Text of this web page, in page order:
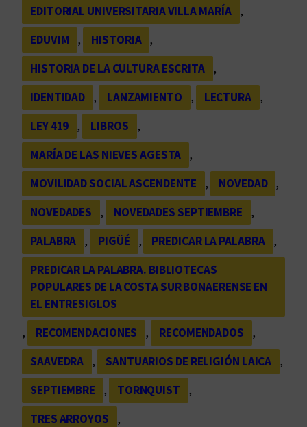
EDITORIAL UNIVERSITARIA VILLA MARÍA
,
EDUVIM
, HISTORIA
,
HISTORIA DE LA CULTURA ESCRITA
,
IDENTIDAD
, LANZAMIENTO , LECTURA
,
LEY 419
, LIBROS
,
MARÍA DE LAS NIEVES AGESTA
,
MOVILIDAD SOCIAL ASCENDENTE
, NOVEDAD
,
NOVEDADES
, NOVEDADES SEPTIEMBRE
,
PALABRA
, PIGÜÉ , PREDICAR LA PALABRA
,
PREDICAR LA PALABRA. BIBLIOTECAS
POPULARES DE LA COSTA SUR BONAERENSE EN
EL ENTRESIGLOS
,
RECOMENDACIONES , RECOMENDADOS
,
SAAVEDRA
, SANTUARIOS DE RELIGIÓN LAICA
SEPTIEMBRE
, TORNQUIST
,
TRES ARROYOS
,